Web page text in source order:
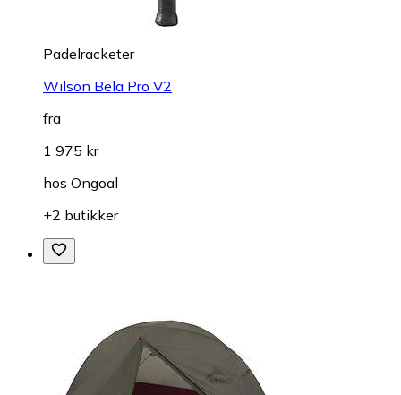
Padelracketer
Wilson Bela Pro V2
fra
1 975 kr
hos Ongoal
+2 butikker